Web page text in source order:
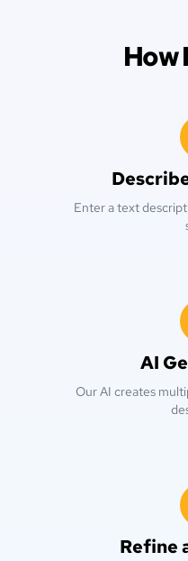
How
Enter a text
AI
Our AI creates
Refine